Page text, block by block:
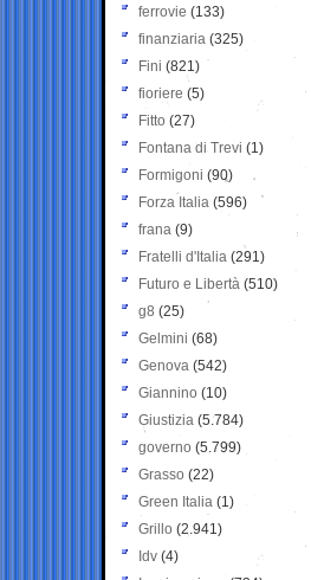
ferrovie (133)
finanziaria (325)
Fini (821)
fioriere (5)
Fitto (27)
Fontana di Trevi (1)
Formigoni (90)
Forza Italia (596)
frana (9)
Fratelli d'Italia (291)
Futuro e Libertà (510)
g8 (25)
Gelmini (68)
Genova (542)
Giannino (10)
Giustizia (5.784)
governo (5.799)
Grasso (22)
Green Italia (1)
Grillo (2.941)
Idv (4)